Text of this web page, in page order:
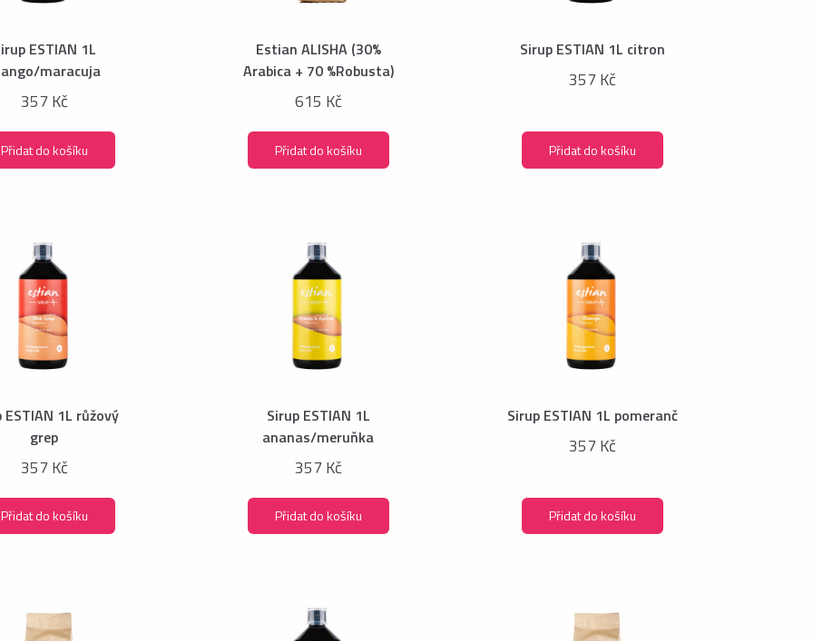
ESTIAN 1L
maracuja
357 Kč
Přidat do košíku
Estian ALISHA (30%
Arabica + 70 %Robusta)
615 Kč
Přidat do košíku
Sirup ESTIAN 1L citron
357 Kč
Přidat do košíku
ESTIAN 1L růžový
grep
357 Kč
Přidat do košíku
Sirup ESTIAN 1L
ananas/meruňka
357 Kč
Přidat do košíku
Sirup ESTIAN 1L pomeranč
357 Kč
Přidat do košíku